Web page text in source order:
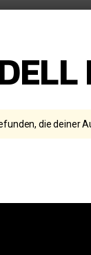
die deiner